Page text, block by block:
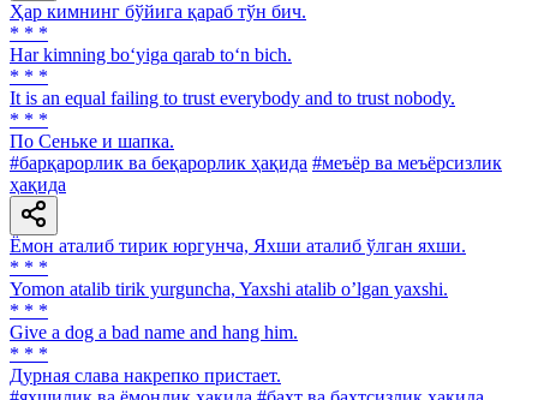
Ҳар кимнинг бўйига қараб тўн бич.
* * *
Har kimning bo‘yiga qarab to‘n bich.
* * *
It is an equal failing to trust everybody and to trust nobody.
* * *
По Сеньке и шапка.
#барқарорлик ва беқарорлик ҳақида #меъёр ва меъёрсизлик
ҳақида
Ёмон аталиб тирик юргунча, Яхши аталиб ўлган яхши.
* * *
Yomon atalib tirik yurguncha, Yaxshi atalib oʼlgan yaxshi.
* * *
Give a dog a bad name and hang him.
* * *
Дурная слава накрепко пристает.